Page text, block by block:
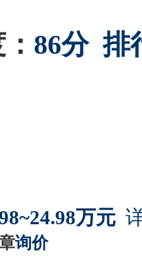
86分 排
万元
询价